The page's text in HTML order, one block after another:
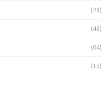
(28)
(48)
(64)
(15)